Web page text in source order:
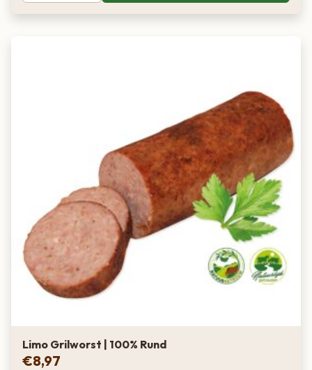
Limo Grilworst | 100% Rund
€8,97